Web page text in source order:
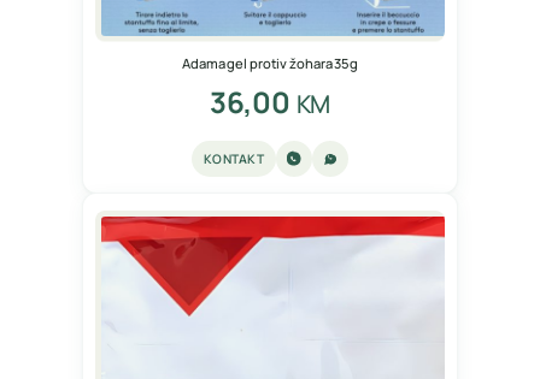
Adama gel protiv žohara 35g
36,00 KM
KONTAKT